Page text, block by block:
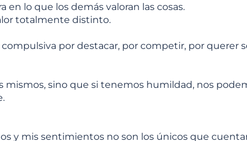
en lo que los demás valoran las cosas.
totalmente distinto.
por destacar, por competir, por querer
sino que si tenemos humildad, nos
y mis sentimientos no son los únicos que